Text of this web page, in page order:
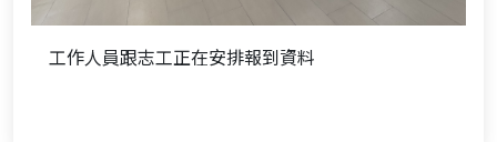
工作人員跟志工正在安排報到資料